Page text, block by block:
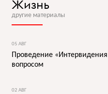
Жизнь
другие материалы
05 АВГ
Проведение «Интервидения
вопросом
02 АВГ